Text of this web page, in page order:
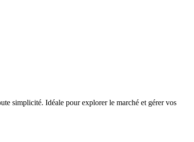
simplicité. Idéale pour explorer le marché et gérer vos